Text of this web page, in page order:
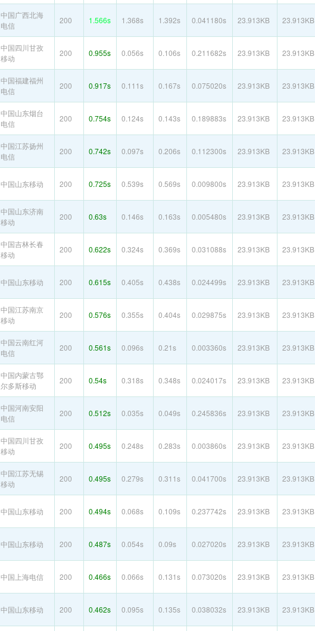
中国广西北海
电信
200 1.566s 1.368s 1.392s 0.041180s 23.913KB 23.913KB
中国四川甘孜
移动
200 0.955s 0.056s 0.106s 0.211682s 23.913KB 23.913KB
中国福建福州
电信
200 0.917s 0.111s 0.167s 0.075020s 23.913KB 23.913KB
中国山东烟台
电信
200 0.754s 0.124s 0.143s 0.189883s 23.913KB 23.913KB
中国江苏扬州
电信
200 0.742s 0.097s 0.206s 0.112300s 23.913KB 23.913KB
中国山东移动 200 0.725s 0.539s 0.569s 0.009800s 23.913KB 23.913KB
中国山东济南
移动
200 0.63s 0.146s 0.163s 0.005480s 23.913KB 23.913KB
中国吉林长春
移动
200 0.622s 0.324s 0.369s 0.031088s 23.913KB 23.913KB
中国山东移动 200 0.615s 0.405s 0.438s 0.024499s 23.913KB 23.913KB
中国江苏南京
移动
200 0.576s 0.355s 0.404s 0.029875s 23.913KB 23.913KB
中国云南红河
电信
200 0.561s 0.096s 0.21s 0.003360s 23.913KB 23.913KB
中国内蒙古鄂
尔多斯移动
200 0.54s 0.318s 0.348s 0.024017s 23.913KB 23.913KB
中国河南安阳
电信
200 0.512s 0.035s 0.049s 0.245836s 23.913KB 23.913KB
中国四川甘孜
移动
200 0.495s 0.248s 0.283s 0.003860s 23.913KB 23.913KB
中国江苏无锡
移动
200 0.495s 0.279s 0.311s 0.041700s 23.913KB 23.913KB
中国山东移动 200 0.494s 0.068s 0.109s 0.237742s 23.913KB 23.913KB
中国山东移动 200 0.487s 0.054s 0.09s 0.027020s 23.913KB 23.913KB
中国上海电信 200 0.466s 0.066s 0.131s 0.073020s 23.913KB 23.913KB
中国山东移动 200 0.462s 0.095s 0.135s 0.038032s 23.913KB 23.913KB